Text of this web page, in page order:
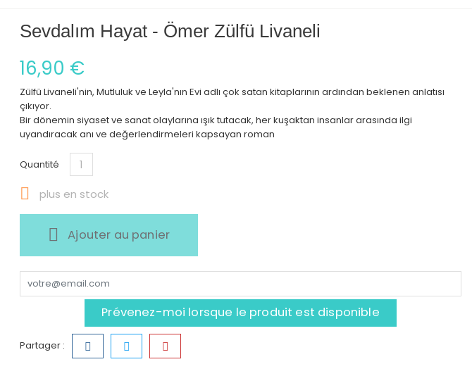
Sevdalım Hayat - Ömer Zülfü Livaneli
16,90 €
Zülfü Livaneli'nin, Mutluluk ve Leyla'nın Evi adlı çok satan kitaplarının ardından beklenen anlatısı
çıkıyor.
Bir dönemin siyaset ve sanat olaylarına ışık tutacak, her kuşaktan insanlar arasında ilgi
uyandıracak anı ve değerlendirmeleri kapsayan roman
Quantité
 plus en stock
Ajouter au panier
Prévenez-moi lorsque le produit est disponible
Partager :